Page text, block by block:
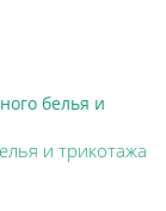
и трикотажа